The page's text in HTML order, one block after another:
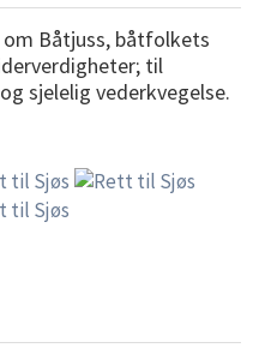
Båtjuss, båtfolkets
til
sjelelig vederkvegelse.